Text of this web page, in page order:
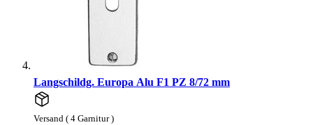
Langschildg. Europa Alu F1 PZ 8/72 mm
Versand ( 4 Garnitur )